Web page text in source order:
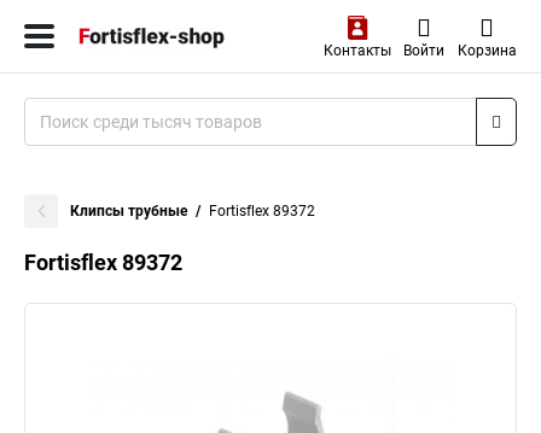
Контакты Войти Корзина
Клипсы трубные Fortisflex 89372
Fortisflex 89372